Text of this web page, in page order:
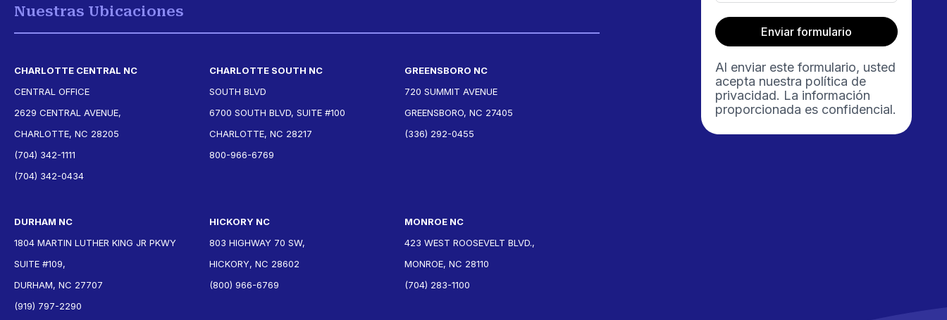
Nuestras Ubicaciones
CHARLOTTE CENTRAL NC
CENTRAL OFFICE
2629 CENTRAL AVENUE,
CHARLOTTE, NC 28205
(704) 342-1111
(704) 342-0434
CHARLOTTE SOUTH NC
SOUTH BLVD
6700 SOUTH BLVD, SUITE #100
CHARLOTTE, NC 28217
800-966-6769
GREENSBORO NC
720 SUMMIT AVENUE
GREENSBORO, NC 27405
(336) 292-0455
DURHAM NC
1804 MARTIN LUTHER KING JR PKWY
SUITE #109,
DURHAM, NC 27707
(919) 797-2290
HICKORY NC
803 HIGHWAY 70 SW,
HICKORY, NC 28602
(800) 966-6769
MONROE NC
423 WEST ROOSEVELT BLVD.,
MONROE, NC 28110
(704) 283-1100
Enviar formulario
Al enviar este formulario, usted
acepta nuestra política de
privacidad. La información
proporcionada es confidencial.